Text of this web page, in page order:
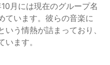
月には現在のグループ名
ています。彼らの音楽に
う情熱が詰まっており、
ます。